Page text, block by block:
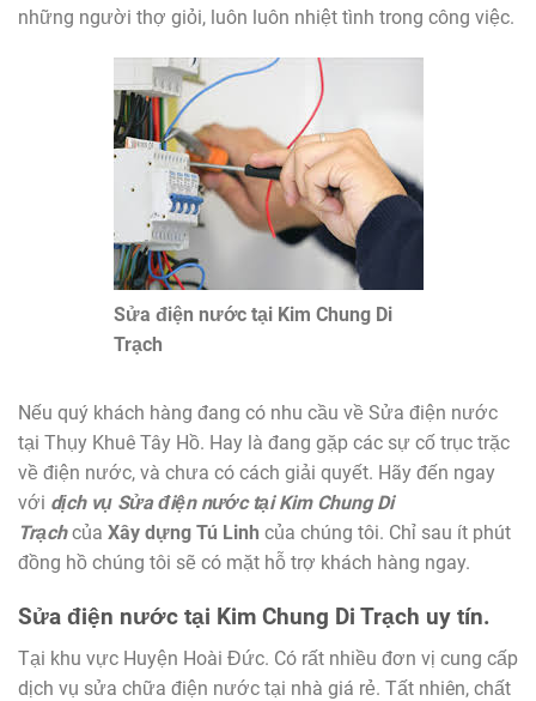
những người thợ giỏi, luôn luôn nhiệt tình trong công việc.
Sửa điện nước tại Kim Chung Di
Trạch
Nếu quý khách hàng đang có nhu cầu về Sửa điện nước
tại Thụy Khuê Tây Hồ. Hay là đang gặp các sự cố trục trặc
về điện nước, và chưa có cách giải quyết. Hãy đến ngay
với dịch vụ Sửa điện nước tại Kim Chung Di
Trạchcủa Xây dựng Tú Linh của chúng tôi. Chỉ sau ít phút
đồng hồ chúng tôi sẽ có mặt hỗ trợ khách hàng ngay.
Sửa điện nước tại Kim Chung Di Trạch uy tín.
Tại khu vực Huyện Hoài Đức. Có rất nhiều đơn vị cung cấp
dịch vụ sửa chữa điện nước tại nhà giá rẻ. Tất nhiên, chất